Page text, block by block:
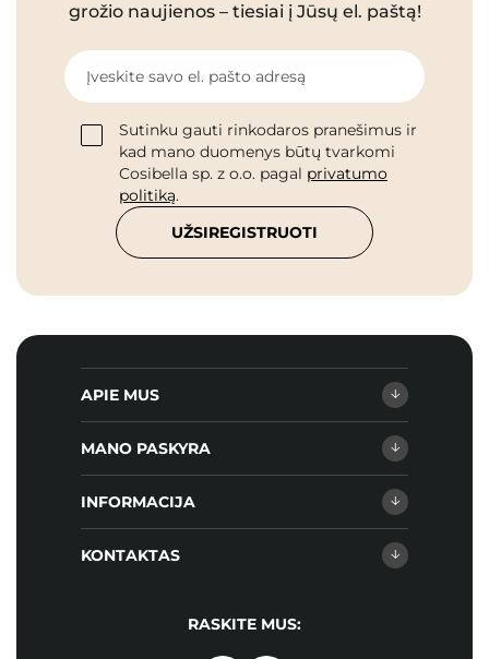
grožio naujienos – tiesiai į Jūsų el. paštą!
Įveskite savo el. pašto adresą
Sutinku gauti rinkodaros pranešimus ir
kad mano duomenys būtų tvarkomi
Cosibella sp. z o.o. pagal privatumo
politiką.
UŽSIREGISTRUOTI
APIE MUS
MANO PASKYRA
INFORMACIJA
KONTAKTAS
RASKITE MUS: